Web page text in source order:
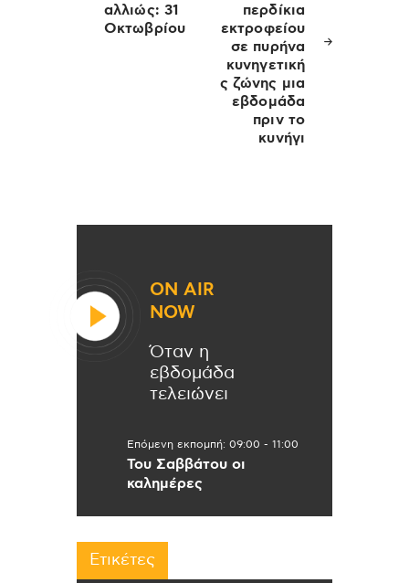
αλλιώς: 31
Οκτωβρίου
περδίκια
εκτροφείου
σε πυρήνα
κυνηγετική
ς ζώνης μια
εβδομάδα
πριν το
κυνήγι
ON AIR
NOW
Όταν η
εβδομάδα
τελειώνει
Επόμενη εκπομπή: 09:00 - 11:00
Του Σαββάτου οι
καλημέρες
Ετικέτες